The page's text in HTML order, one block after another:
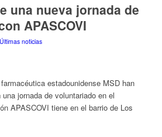
una nueva jornada de
APASCOVI
Últimas noticias
estadounidense MSD han
jornada de voluntariado en el
APASCOVI tiene en el barrio de Los